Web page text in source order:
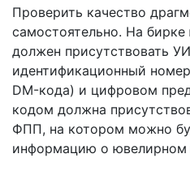
Проверить качество
самостоятельно. На
должен присутствовать
идентификационный
DM-кода) и цифровом
кодом должна
ФПП, на котором можно
информацию о ювелирном